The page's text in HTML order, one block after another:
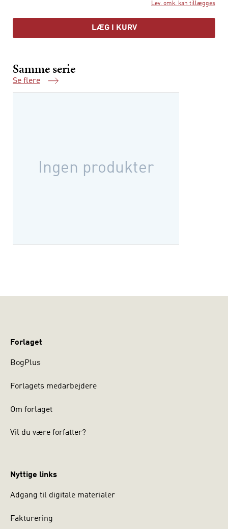
Lev. omk. kan tillægges
LÆG I KURV
Samme serie
Se flere
Samme serie
Ingen produkter
Forlaget
BogPlus
Forlagets medarbejdere
Om forlaget
Vil du være forfatter?
Nyttige links
Adgang til digitale materialer
Fakturering